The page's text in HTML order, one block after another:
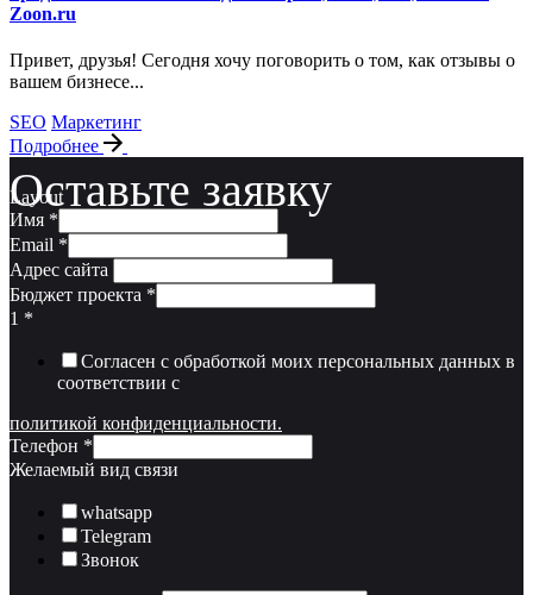
Zoon.ru
Привет, друзья! Сегодня хочу поговорить о том, как отзывы о
вашем бизнесе...
SEO Маркетинг
Подробнее
Оставьте заявку
Layout
Имя *
Email *
Адрес сайта
Бюджет проекта *
1 *
Согласен с обработкой моих персональных данных в
соответствии с
политикой конфиденциальности.
Телефон *
Желаемый вид связи
whatsapp
Telegram
Звонок